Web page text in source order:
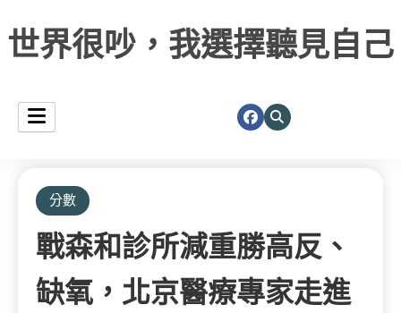
世界很吵，我選擇聽見自己
分數
戰森和診所減重勝高反、
缺氧，北京醫療專家走進